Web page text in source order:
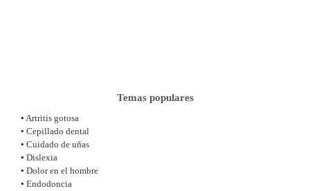
Temas populares
• Artritis gotosa
• Cepillado dental
• Cuidado de uñas
• Dislexia
• Dolor en el hombre
• Endodoncia